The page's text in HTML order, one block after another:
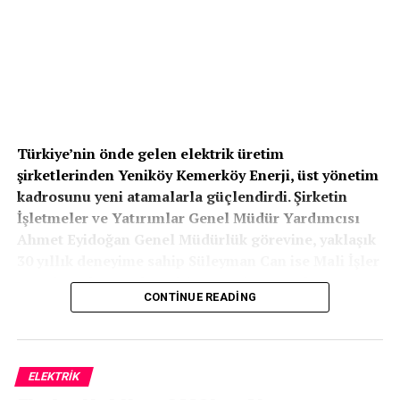
Türkiye’nin önde gelen elektrik üretim
şirketlerinden Yeniköy Kemerköy Enerji, üst yönetim
kadrosunu yeni atamalarla güçlendirdi. Şirketin
İşletmeler ve Yatırımlar Genel Müdür Yardımcısı
Ahmet Eyidoğan Genel Müdürlük görevine, yaklaşık
Genel Müdür Yardımcılığı görevine atandı. Bu
atamalarla birlikte şirket, operasyonel ve finansal
Türkiye’nin yerli kaynaklarla elektrik üretiminde
stratejik rol üstlenen Yeniköy Kemerköy Enerji’de iki
CONTINUE READING
ELEKTRİK